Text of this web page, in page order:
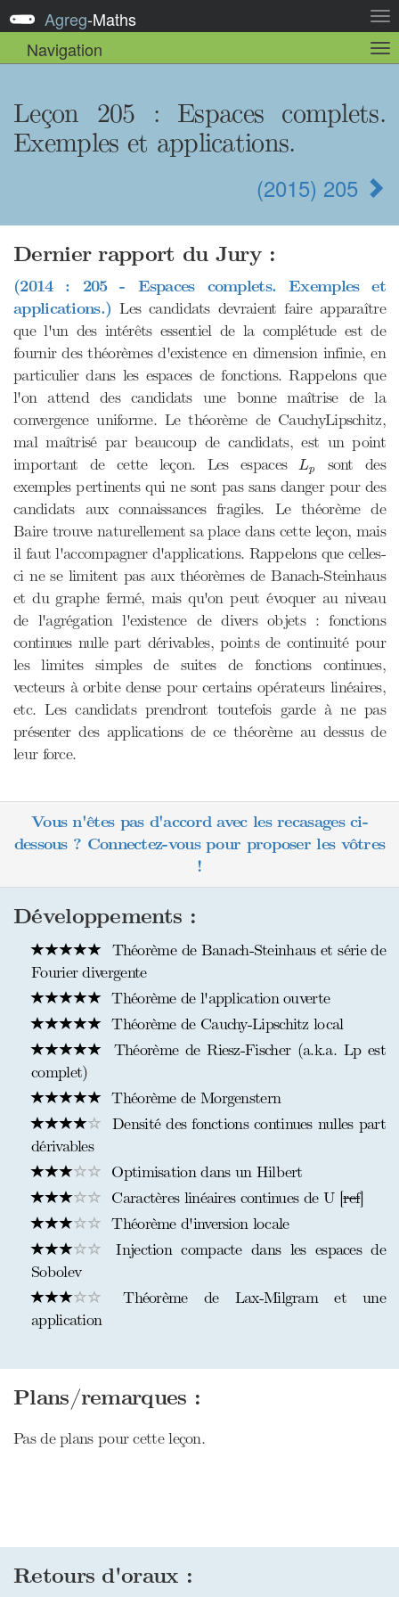
la
Agreg-Maths
Navigation
la
Leçon 205 : Espaces complets.
Exemples et applications.
(2015) 205
Dernier rapport du Jury :
(2014 : 205 - Espaces complets. Exemples et
applications.) Les candidats devraient faire apparaître
que l'un des intérêts essentiel de la complétude est de
fournir des théorèmes d'existence en dimension infinie, en
particulier dans les espaces de fonctions. Rappelons que
l'on attend des candidats une bonne maîtrise de la
convergence uniforme. Le théorème de CauchyLipschitz,
mal maîtrisé par beaucoup de candidats, est un point
important de cette leçon. Les espacesLp
L
sont des
exemples pertinents qui ne sont pas sans danger pour des
candidats aux connaissances fragiles. Le théorème de
Baire trouve naturellement sa place dans cette leçon, mais
il faut l'accompagner d'applications. Rappelons que celles-
ci ne se limitent pas aux théorèmes de Banach-Steinhaus
et du graphe fermé, mais qu'on peut évoquer au niveau
de l'agrégation l'existence de divers objets : fonctions
continues nulle part dérivables, points de continuité pour
les limites simples de suites de fonctions continues,
vecteurs à orbite dense pour certains opérateurs linéaires,
etc. Les candidats prendront toutefois garde à ne pas
présenter des applications de ce théorème au dessus de
leur force.
Vous n'êtes pas d'accord avec les recasages ci-
dessous ? Connectez-vous pour proposer les vôtres
!
Développements :
Théorème de Banach-Steinhaus et série de
Fourier divergente
Théorème de l'application ouverte
Théorème de Cauchy-Lipschitz local
Théorème de Riesz-Fischer (a.k.a. Lp est
complet)
Théorème de Morgenstern
Densité des fonctions continues nulles part
dérivables
Optimisation dans un Hilbert
Caractères linéaires continues de U [ref]
Théorème d'inversion locale
Injection compacte dans les espaces de
Sobolev
Théorème de Lax-Milgram et une
application
Plans/remarques :
Pas de plans pour cette leçon.
Retours d'oraux :